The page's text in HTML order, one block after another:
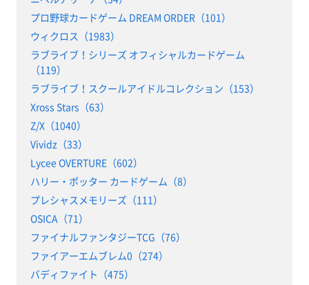
プロ野球カードゲーム DREAM ORDER（101）
ウィクロス（1983）
ラブライブ！シリーズ オフィシャルカードゲーム
（119）
ラブライブ！スクールアイドルコレクション（153）
Xross Stars（63）
Z/X（1040）
Vividz（33）
Lycee OVERTURE（602）
ハリー・ポッター カードゲーム（8）
プレシャスメモリーズ（111）
OSICA（71）
ファイナルファンタジーTCG（76）
ファイアーエムブレム0（274）
バディファイト（475）